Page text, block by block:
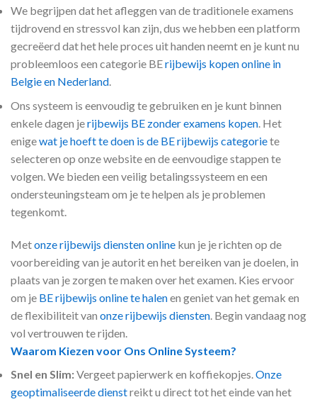
We begrijpen dat het afleggen van de traditionele examens
tijdrovend en stressvol kan zijn, dus we hebben een platform
gecreëerd dat het hele proces uit handen neemt en je kunt nu
probleemloos een categorie BErijbewijs kopen online in
Belgie en Nederland
Ons systeem is eenvoudig te gebruiken en je kunt binnen
enkele dagen jerijbewijs BE zonder examens kopen. Het
enigewat je hoeft te doen is de BE rijbewijs categoriete
selecteren op onze website en de eenvoudige stappen te
volgen. We bieden een veilig betalingssysteem en een
ondersteuningsteam om je te helpen als je problemen
tegenkomt.
Metonze rijbewijs diensten online kun je je richten op de
voorbereiding van je autorit en het bereiken van je doelen, in
plaats van je zorgen te maken over het examen. Kies ervoor
om je BE rijbewijs online te halenen geniet van het gemak en
de flexibiliteit van onze rijbewijs diensten. Begin vandaag nog
vol vertrouwen te rijden.
Waarom Kiezen voor Ons Online Systeem?
Snel en Slim:Vergeet papierwerk en koffiekopjes.Onze
geoptimaliseerde dienstreikt u direct tot het einde van het